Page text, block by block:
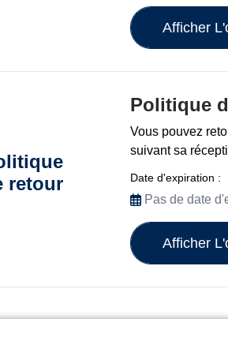
Afficher
retour
Politique
Vous pouvez
suivant sa
Date d'expiration :
Pas de date
Afficher